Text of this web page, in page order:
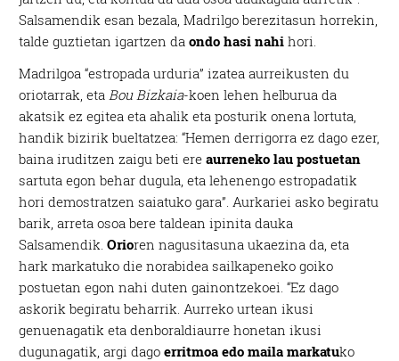
Salsamendik esan bezala, Madrilgo berezitasun horrekin,
talde guztietan igartzen daondo hasi nahi hori.
Madrilgoa “estropada urduria” izatea aurreikusten du
oriotarrak, etaBou Bizkaia-koen lehen helburua da
akatsik ez egitea eta ahalik eta posturik onena lortuta,
handik bizirik bueltatzea: “Hemen derrigorra ez dago ezer,
baina iruditzen zaigu beti ereaurreneko lau postuetan
sartuta egon behar dugula, eta lehenengo estropadatik
hori demostratzen saiatuko gara”. Aurkariei asko begiratu
barik, arreta osoa bere taldean ipinita dauka
Salsamendik.Orioren nagusitasuna ukaezina da, eta
hark markatuko die norabidea sailkapeneko goiko
postuetan egon nahi duten gainontzekoei. “Ez dago
askorik begiratu beharrik. Aurreko urtean ikusi
genuenagatik eta denboraldiaurre honetan ikusi
dugunagatik, argi dagoerritmoa edo maila markatuko